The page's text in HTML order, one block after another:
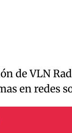
de VLN
en redes